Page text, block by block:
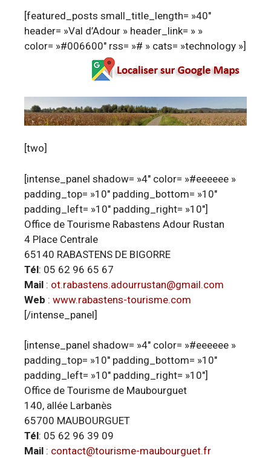
[featured_posts small_title_length= »40″
header= »Val d’Adour » header_link= » »
color= »#006600″ rss= »# » cats= »technology »]
[two]
[intense_panel shadow= »4″ color= »#eeeeee »
padding_top= »10″ padding_bottom= »10″
padding_left= »10″ padding_right= »10″]
Office de Tourisme Rabastens Adour Rustan
4 Place Centrale
65140 RABASTENS DE BIGORRE
Tél: 05 62 96 65 67
Mail : ot.rabastens.adourrustan@gmail.com
Web : www.rabastens-tourisme.com
[/intense_panel]
[intense_panel shadow= »4″ color= »#eeeeee »
padding_top= »10″ padding_bottom= »10″
padding_left= »10″ padding_right= »10″]
Office de Tourisme de Maubourguet
140, allée Larbanès
65700 MAUBOURGUET
Tél: 05 62 96 39 09
Mail : contact@tourisme-maubourguet.fr